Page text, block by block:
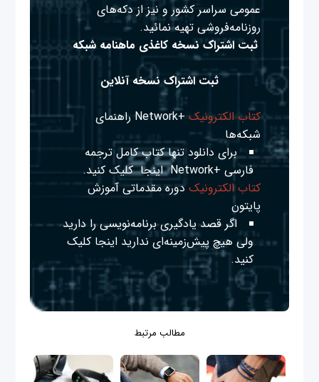
عمومی سراسر کشور و نیز از دکه‌های
روزنامه‌فروشی تهیه نمائید.
ثبت اشتراک نسخه کاغذی ماهنامه شبکه
ثبت اشتراک نسخه آنلاین
کتاب الکترونیک
+Network راهنمای
شبکه‌ها
برای دانلود تنها کتاب کامل ترجمه
فارسی +Network
اینجا کلیک کنید.
کتاب الکترونیک دوره مقدماتی آموزش
پایتون
اگر قصد یادگیری برنامه‌نویسی را دارید
ولی هیچ پیش‌زمینه‌ای نداریداینجا کلیک
کنید.
مطالب مرتبط